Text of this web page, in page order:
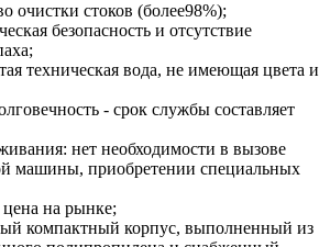
очистки стоков (более98%);
безопасность и отсутствие
техническая вода, не имеющая цвета и
- срок службы составляет
нет необходимости в вызове
машины, приобретении специальных
на рынке;
компактный корпус, выполненный из